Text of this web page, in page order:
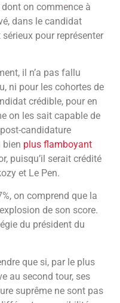
on commence à
dans le candidat
pour représenter
il n’a pas fallu
ni pour les cohortes de
crédible, pour en
on les sait capable de
candidature
bien plus flamboyant
puisqu’il serait crédité
et Le Pen.
on comprend que la
de son score.
du président du
que si, par le plus
au second tour, ses
suprême ne sont pas